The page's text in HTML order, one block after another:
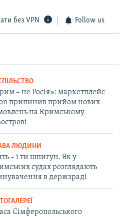
без VPN Follow us
– не Росія»: маркетплейс
припинив прийом нових
на Кримському
ЛЮДИНИ
– і ти шпигун. Як у
судах розглядають
в держзраді
Сімферопольського